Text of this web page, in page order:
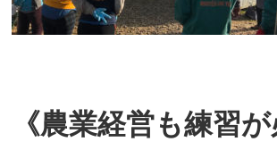
《農業経営も練習が